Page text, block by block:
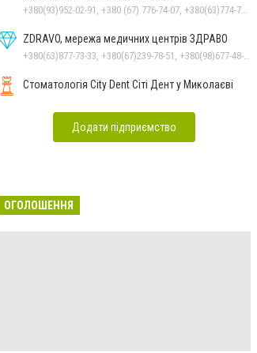
ZDRAVO, мережа медичних центрів ЗДРАВО
Стоматологія City Dent Сіті Дент у Миколаєві
Додати підприємство
ОГОЛОШЕННЯ